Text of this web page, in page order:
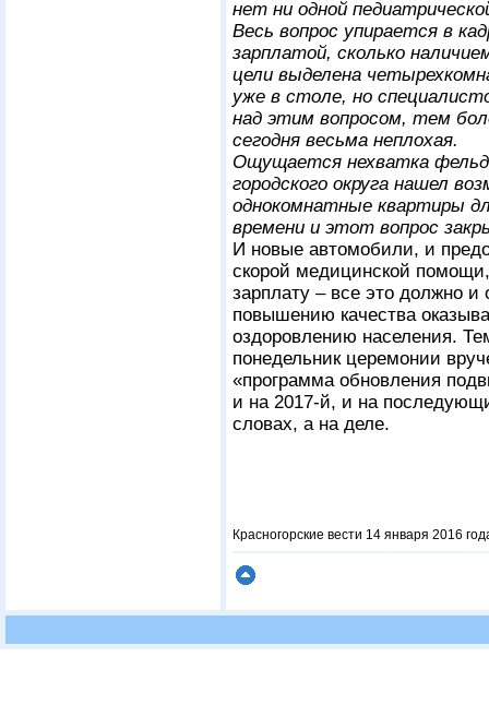
нет ни одной
Весь вопрос упирается в
зарплатой, сколько
цели выделена
уже в столе, но
над этим вопросом, тем
сегодня весьма неплохая.
Ощущается нехватка
городского округа нашел
однокомнатные квартиры
времени и этот вопрос
И новые автомобили, и
скорой медицинской
зарплату – все это должно и
повышению качества
оздоровлению населения.
понедельник церемонии
«программа обновления
и на 2017-й, и на
словах, а на деле.
Красногорские вести 14 января 2016